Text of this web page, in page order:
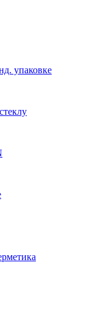
упаковке